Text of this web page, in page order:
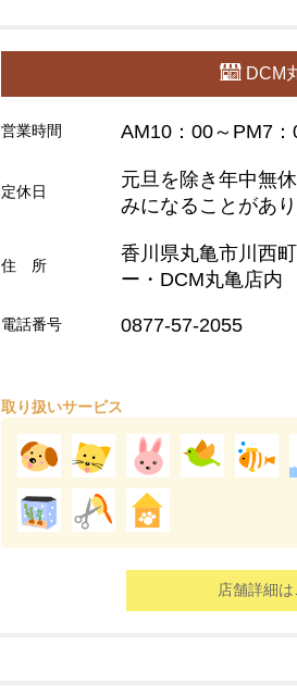
DCM
営業時間 AM10：00～PM7：
定休日
元旦を除き年中無
みになることがあり
住 所
香川県丸亀市川西
ー・DCM丸亀店内
電話番号 0877-57-2055
取り扱いサービス
店舗詳細は